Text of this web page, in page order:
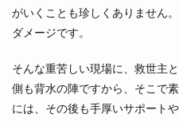
がいくことも珍しくありません
ダメージです。
そんな重苦しい現場に、救世主
側も背水の陣ですから、そこで
には、その後も手厚いサポート